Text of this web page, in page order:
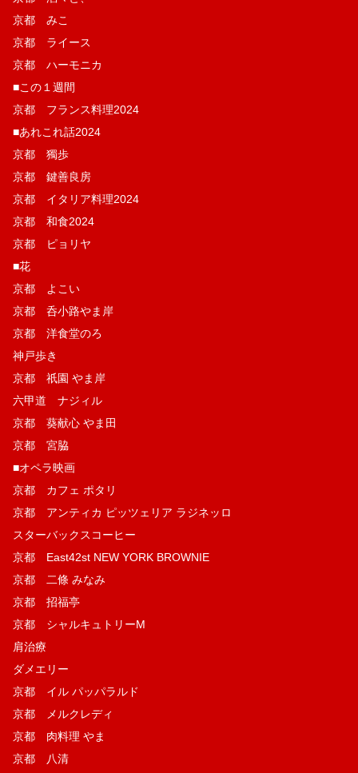
京都 みこ
京都 ライース
京都 ハーモニカ
■この１週間
京都 フランス料理2024
■あれこれ話2024
京都 獨歩
京都 鍵善良房
京都 イタリア料理2024
京都 和食2024
京都 ピョリヤ
■花
京都 よこい
京都 呑小路やま岸
京都 洋食堂のろ
神戸歩き
京都 祇園 やま岸
六甲道 ナジィル
京都 葵献心 やま田
京都 宮脇
■オペラ映画
京都 カフェ ポタリ
京都 アンティカ ピッツェリア ラジネッロ
スターバックスコーヒー
京都 East42st NEW YORK BROWNIE
京都 二條 みなみ
京都 招福亭
京都 シャルキュトリーM
肩治療
ダメエリー
京都 イル パッパラルド
京都 メルクレディ
京都 肉料理 やま
京都 八清